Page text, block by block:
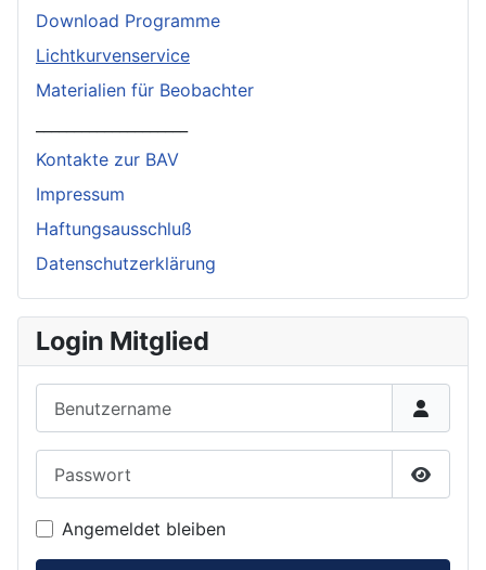
Download Programme
Lichtkurvenservice
Materialien für Beobachter
Kontakte zur BAV
Impressum
Haftungsausschluß
Datenschutzerklärung
Login Mitglied
Angemeldet bleiben